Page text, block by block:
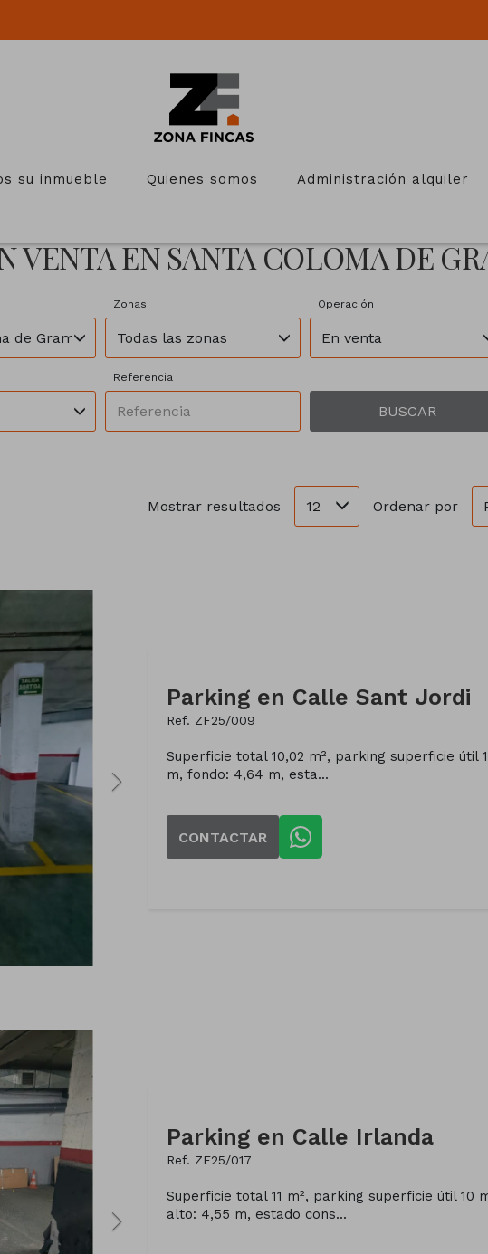
su inmueble Quienes somos Administración alquiler
VENTA EN SANTA COLOMA DE
de Gramenet
Zonas
Todas las zonas
Operación
En venta
Referencia
BUSCAR
Mostrar resultados 12 Ordenar por
Parking en Calle Sant Jordi
Ref. ZF25/009
Superficie total 10,02 m², parking superficie útil
m, fondo: 4,64 m, esta...
CONTACTAR
Parking en Calle Irlanda
Ref. ZF25/017
Superficie total 11 m², parking superficie útil 10
alto: 4,55 m, estado cons...